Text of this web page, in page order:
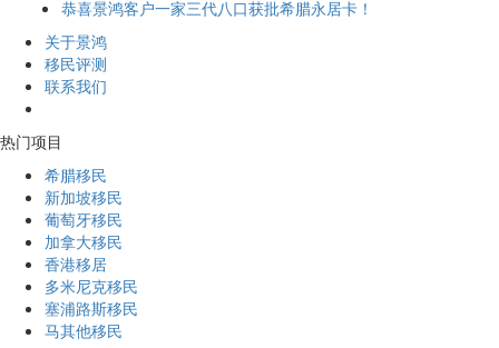
恭喜景鸿客户一家三代八口获批希腊永居卡！
关于景鸿
移民评测
联系我们
热门项目
希腊移民
新加坡移民
葡萄牙移民
加拿大移民
香港移居
多米尼克移民
塞浦路斯移民
马其他移民